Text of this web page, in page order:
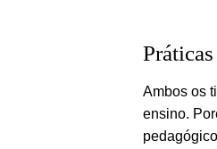
Ambos os
ensino.